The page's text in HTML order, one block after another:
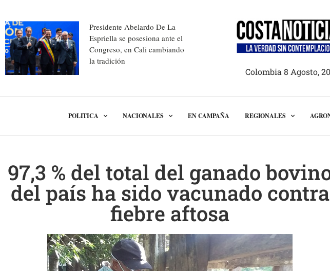
Presidente Abelardo De La
Espriella se posesiona ante el
Congreso, en Cali cambiando
la tradición
Colombia 8 Agosto,
POLITICA NACIONALES EN CAMPAÑA REGIONALES
97,3 % del total del ganado
del país ha sido vacunado contra
fiebre aftosa